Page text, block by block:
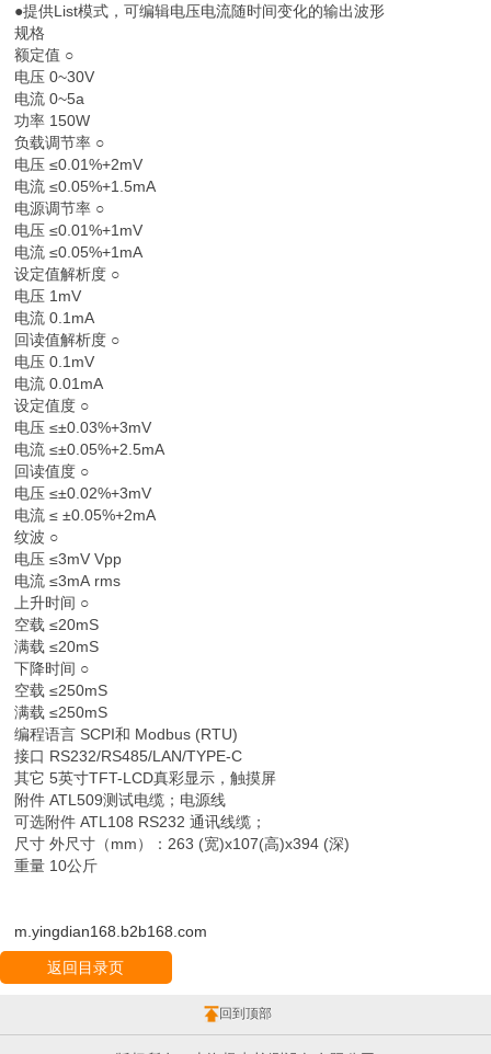
●提供List模式，可编辑电压电流随时间变化的输出波形
规格
额定值 ○
电压 0~30V
电流 0~5a
功率 150W
负载调节率 ○
电压 ≤0.01%+2mV
电流 ≤0.05%+1.5mA
电源调节率 ○
电压 ≤0.01%+1mV
电流 ≤0.05%+1mA
设定值解析度 ○
电压 1mV
电流 0.1mA
回读值解析度 ○
电压 0.1mV
电流 0.01mA
设定值度 ○
电压 ≤±0.03%+3mV
电流 ≤±0.05%+2.5mA
回读值度 ○
电压 ≤±0.02%+3mV
电流 ≤ ±0.05%+2mA
纹波 ○
电压 ≤3mV Vpp
电流 ≤3mA rms
上升时间 ○
空载 ≤20mS
满载 ≤20mS
下降时间 ○
空载 ≤250mS
满载 ≤250mS
编程语言 SCPI和 Modbus (RTU)
接口 RS232/RS485/LAN/TYPE-C
其它 5英寸TFT-LCD真彩显示，触摸屏
附件 ATL509测试电缆；电源线
可选附件 ATL108 RS232 通讯线缆；
尺寸 外尺寸（mm）：263 (宽)x107(高)x394 (深)
重量 10公斤
m.yingdian168.b2b168.com
返回目录页
回到顶部